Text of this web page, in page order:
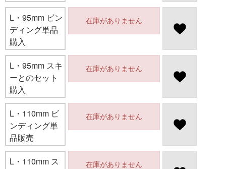
L・95mm ビン
ディング単品
購入
在庫がありません
L・95mm スキ
ーとのセット
購入
在庫がありません
L・110mm ビ
ンディング単
品販売
在庫がありません
L・110mm ス
在庫がありません